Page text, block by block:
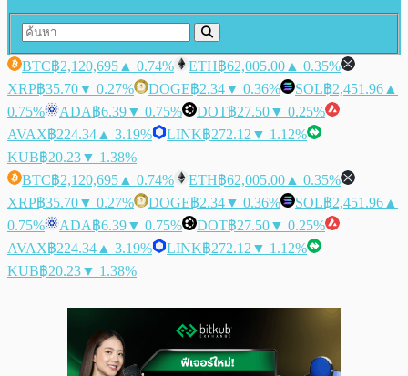
BTC฿2,120,695 ▲ 0.74% ETH฿62,005.00 ▲ 0.35%
XRP฿35.70▼ 0.27% DOGE฿2.34▼ 0.36% SOL฿2,451.96 ▲
0.75%
ADA฿6.39▼ 0.75% DOT฿27.50▼ 0.25%
AVAX฿224.34 ▲ 3.19% LINK฿272.12 ▼ 1.12%
KUB฿20.23▼ 1.38%
BTC฿2,120,695 ▲ 0.74% ETH฿62,005.00 ▲ 0.35%
XRP฿35.70▼ 0.27% DOGE฿2.34▼ 0.36% SOL฿2,451.96 ▲
0.75%
ADA฿6.39▼ 0.75% DOT฿27.50▼ 0.25%
AVAX฿224.34 ▲ 3.19% LINK฿272.12 ▼ 1.12%
KUB฿20.23▼ 1.38%